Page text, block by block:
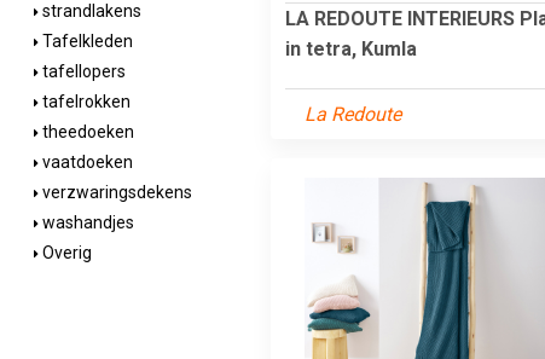
strandlakens
Tafelkleden
tafellopers
tafelrokken
theedoeken
vaatdoeken
verzwaringsdekens
washandjes
Overig
LA REDOUTE INTERIEURS
in tetra, Kumla
La Redoute